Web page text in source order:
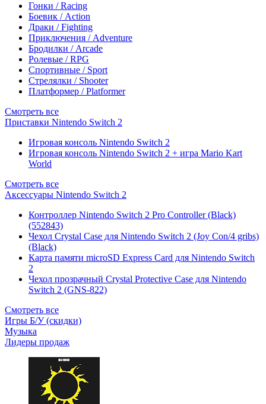
Гонки / Racing
Боевик / Action
Драки / Fighting
Приключения / Adventure
Бродилки / Arcade
Ролевые / RPG
Спортивные / Sport
Стрелялки / Shooter
Платформер / Platformer
Смотреть все
Приставки Nintendo Switch 2
Игровая консоль Nintendo Switch 2
Игровая консоль Nintendo Switch 2 + игра Mario Kart
World
Смотреть все
Аксессуары Nintendo Switch 2
Контроллер Nintendo Switch 2 Pro Controller (Black)
(552843)
Чехол Сrystal Сase для Nintendo Switch 2 (Joy Con/4 gribs)
(Black)
Карта памяти microSD Express Card для Nintendo Switch
2
Чехол прозрачный Crystal Protective Case для Nintendo
Switch 2 (GNS-822)
Смотреть все
Игры Б/У (скидки)
Музыка
Лидеры продаж